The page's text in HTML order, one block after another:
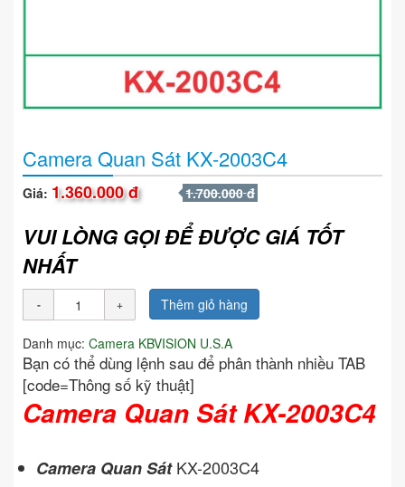
Camera Quan Sát KX-2003C4
Giá: 1.360.000 đ 1.700.000 đ
VUI LÒNG GỌI ĐỂ ĐƯỢC GIÁ TỐT
NHẤT
Thêm giỏ hàng
Danh mục: Camera KBVISION U.S.A
Bạn có thể dùng lệnh sau để phân thành nhiều TAB
[code=Thông số kỹ thuật]
Camera Quan Sát KX-2003C4
Camera Quan SátKX-2003C4